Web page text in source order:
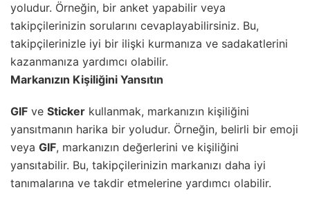
yoludur. Örneğin, bir anket yapabilir veya
takipçilerinizin sorularını cevaplayabilirsiniz. Bu,
takipçilerinizle iyi bir ilişki kurmanıza ve sadakatlerini
kazanmanıza yardımcı olabilir.
Markanızın Kişiliğini Yansıtın
GIF ve Sticker kullanmak, markanızın kişiliğini
yansıtmanın harika bir yoludur. Örneğin, belirli bir emoji
veya GIF, markanızın değerlerini ve kişiliğini
yansıtabilir. Bu, takipçilerinizin markanızı daha iyi
tanımalarına ve takdir etmelerine yardımcı olabilir.